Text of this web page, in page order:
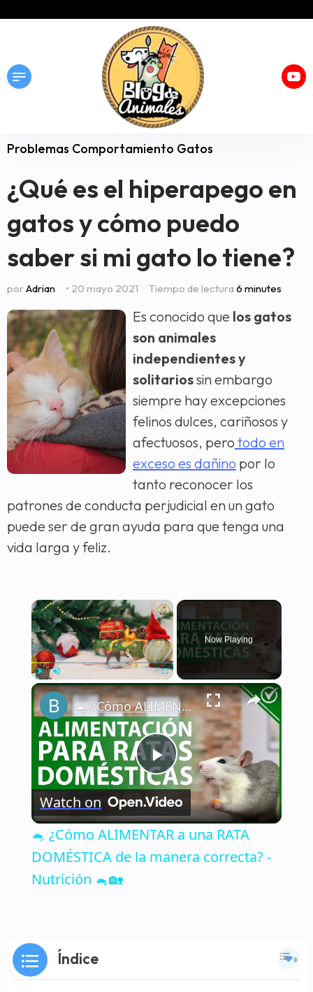
Problemas Comportamiento Gatos
¿Qué es el hiperapego en
gatos y cómo puedo
saber si mi gato lo tiene?
porAdrian • 20 mayo 2021 Tiempo de lectura 6 minutes
Es conocido que los gatos
son animales
independientes y
solitariossin embargo
siempre hay excepciones
felinos dulces, cariñosos y
afectuosos, pero todo en
exceso es dañino por lo
tanto reconocer los
patrones de conducta perjudicial en un gato
puede ser de gran ayuda para que tenga una
vida larga y feliz.
×
Play Unmute Fullscreen
Now Playing
×
Play
Video
🐁 ¿Cómo ALIMENTAR a una RATA DOMÉSTICA de la manera correcta? - Nutrición 🐁🏡
Watch on
🐁 ¿Cómo ALIMENTAR a una RATA
DOMÉSTICA de la manera correcta? -
Nutrición 🐁🏡
Índice